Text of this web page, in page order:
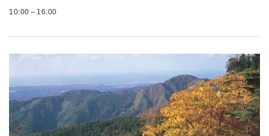
10:00～16:00